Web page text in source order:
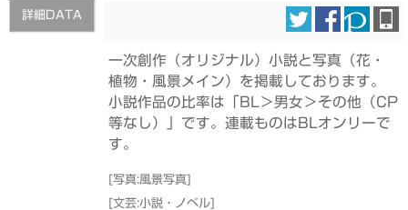
詳細DATA
一次創作（オリジナル）小説と写真（花・
植物・風景メイン）を掲載しております。
小説作品の比率は「BL＞男女＞その他（CP
等なし）」です。連載ものはBLオンリーで
す。
[写真:風景写真]
[文芸:小説・ノベル]